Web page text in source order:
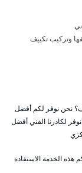
وتركيب تكييف
نحن نوفر لكم أفضل
لكادرنا الفني أفضل
هذه الخدمة الاستفادة